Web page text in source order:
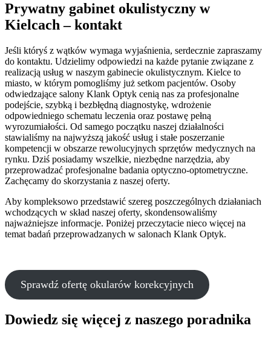
Prywatny gabinet okulistyczny w
Kielcach – kontakt
Jeśli któryś z wątków wymaga wyjaśnienia, serdecznie zapraszamy
do kontaktu. Udzielimy odpowiedzi na każde pytanie związane z
realizacją usług w naszym gabinecie okulistycznym. Kielce to
miasto, w którym pomogliśmy już setkom pacjentów. Osoby
odwiedzające salony Klank Optyk cenią nas za profesjonalne
podejście, szybką i bezbłędną diagnostykę, wdrożenie
odpowiedniego schematu leczenia oraz postawę pełną
wyrozumiałości. Od samego początku naszej działalności
stawialiśmy na najwyższą jakość usług i stałe poszerzanie
kompetencji w obszarze rewolucyjnych sprzętów medycznych na
rynku. Dziś posiadamy wszelkie, niezbędne narzędzia, aby
przeprowadzać profesjonalne badania optyczno-optometryczne.
Zachęcamy do skorzystania z naszej oferty.
Aby kompleksowo przedstawić szereg poszczególnych działaniach
wchodzących w skład naszej oferty, skondensowaliśmy
najważniejsze informacje. Poniżej przeczytacie nieco więcej na
temat badań przeprowadzanych w salonach Klank Optyk.
Sprawdź ofertę okularów korekcyjnych
Dowiedz się więcej z naszego poradnika